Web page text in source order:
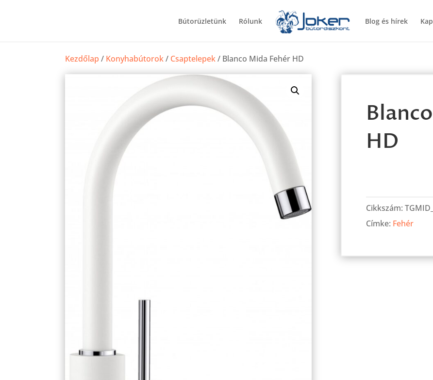
Bútorüzletünk Rólunk Blog és hírek
Kezdőlap / Konyhabútorok/ Csaptelepek/ Blanco Mida Fehér HD
HD
Mida
Fehér
HD
Cikkszám:
Címke: Fehér